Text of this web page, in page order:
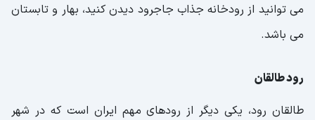
می توانید از رودخانه جذاب جاجرود دیدن کنید، بهار و تابستان
می باشد.
رود طالقان
طالقان رود، یکی دیگر از رودهای مهم ایران است که در شهر